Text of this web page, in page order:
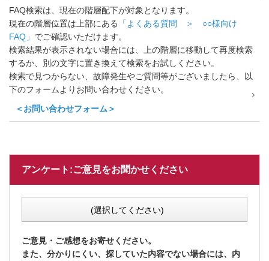
FAQ検索は、現在の階層配下が対象となります。
現在の階層位置は上部にある
「よくある質問 ＞ ○○様向け
FAQ」 でご確認いただけます。
検索結果が表示されない場合には、上の階層に移動して再度検索
するか、別の文字に置き換えて検索をお試しください。
検索で見つからない、故障発生やご質問等がございましたら、以
下のフォームよりお問い合わせください。
＜お問い合わせフォーム＞
アンケート:ご意見をお聞かせください
(選択してください)
ご意見・ご感想をお寄せください。
また、分かりにくい、探していた内容でない場合には、内